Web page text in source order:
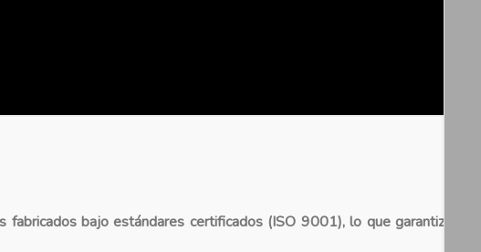
fabricados bajo estándares certificados (ISO 9001), lo que garantiza